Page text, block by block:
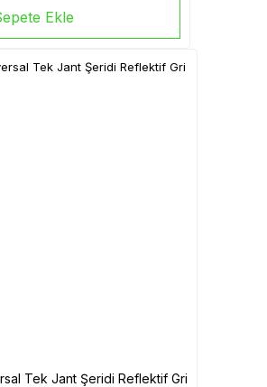
Ekle
Tek Jant Şeridi Reflektif Gri